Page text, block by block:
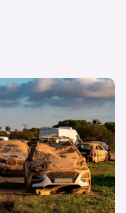
la baja
por la DANA